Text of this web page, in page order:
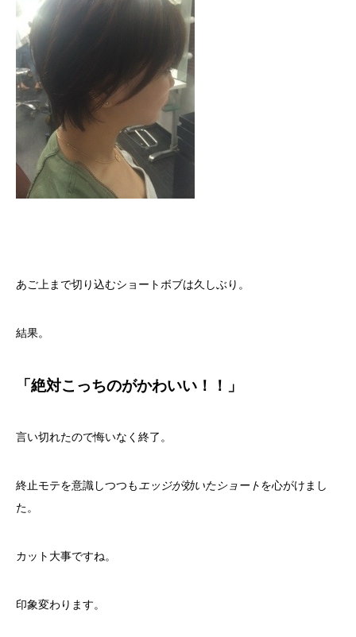
あご上まで切り込むショートボブは久しぶり。
結果。
「絶対こっちのがかわいい！！」
言い切れたので悔いなく終了。
終止モテを意識しつつもエッジが効いたショートを心がけまし
た。
カット大事ですね。
印象変わります。